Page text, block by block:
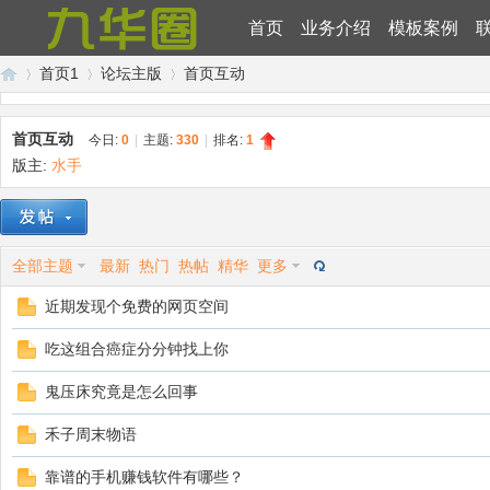
首页 业务介绍 模板案例
九»
首页1
›
论坛主版 首页互动
首页互动 今日: 0 主题: 330 排名: 1
版主: 水手
全部主题 最新 热门 热帖 精华 更多
近期发现个免费的网页空间
吃这组合癌症分分钟找上你
鬼压床究竟是怎么回事
禾子周末物语
靠谱的手机赚钱软件有哪些？